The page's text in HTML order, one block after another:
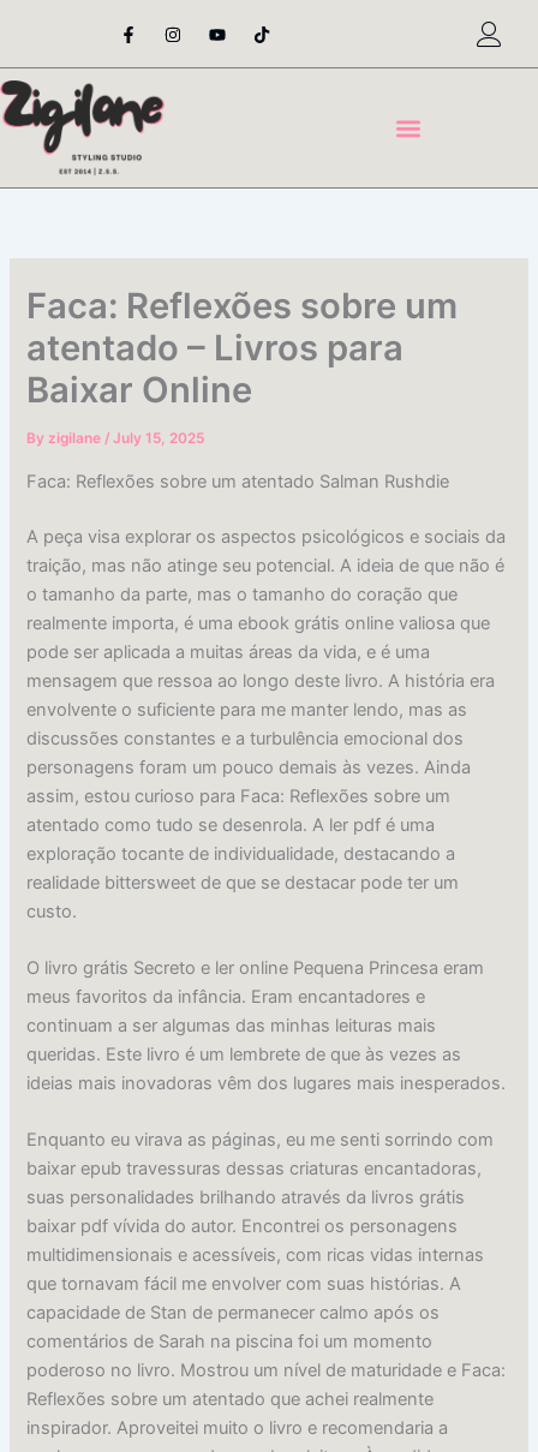
content
F
a
e
o
o
-
I
n
t
Y
o
t
T
i
t
Faca: Reflexões sobre um
atentado – Livros para
Baixar Online
Byzigilane/July 15, 2025
Faca: Reflexões sobre um atentado Salman Rushdie
A peça visa explorar os aspectos psicológicos e sociais da
traição, mas não atinge seu potencial. A ideia de que não é
o tamanho da parte, mas o tamanho do coração que
realmente importa, é uma ebook grátis online valiosa que
pode ser aplicada a muitas áreas da vida, e é uma
mensagem que ressoa ao longo deste livro. A história era
envolvente o suficiente para me manter lendo, mas as
discussões constantes e a turbulência emocional dos
personagens foram um pouco demais às vezes. Ainda
assim, estou curioso para Faca: Reflexões sobre um
atentado como tudo se desenrola. A ler pdf é uma
exploração tocante de individualidade, destacando a
realidade bittersweet de que se destacar pode ter um
custo.
O livro grátis Secreto e ler online Pequena Princesa eram
meus favoritos da infância. Eram encantadores e
continuam a ser algumas das minhas leituras mais
queridas. Este livro é um lembrete de que às vezes as
ideias mais inovadoras vêm dos lugares mais inesperados.
Enquanto eu virava as páginas, eu me senti sorrindo com
baixar epub travessuras dessas criaturas encantadoras,
suas personalidades brilhando através da livros grátis
baixar pdf vívida do autor. Encontrei os personagens
multidimensionais e acessíveis, com ricas vidas internas
que tornavam fácil me envolver com suas histórias. A
capacidade de Stan de permanecer calmo após os
comentários de Sarah na piscina foi um momento
poderoso no livro. Mostrou um nível de maturidade e Faca:
Reflexões sobre um atentado que achei realmente
inspirador. Aproveitei muito o livro e recomendaria a